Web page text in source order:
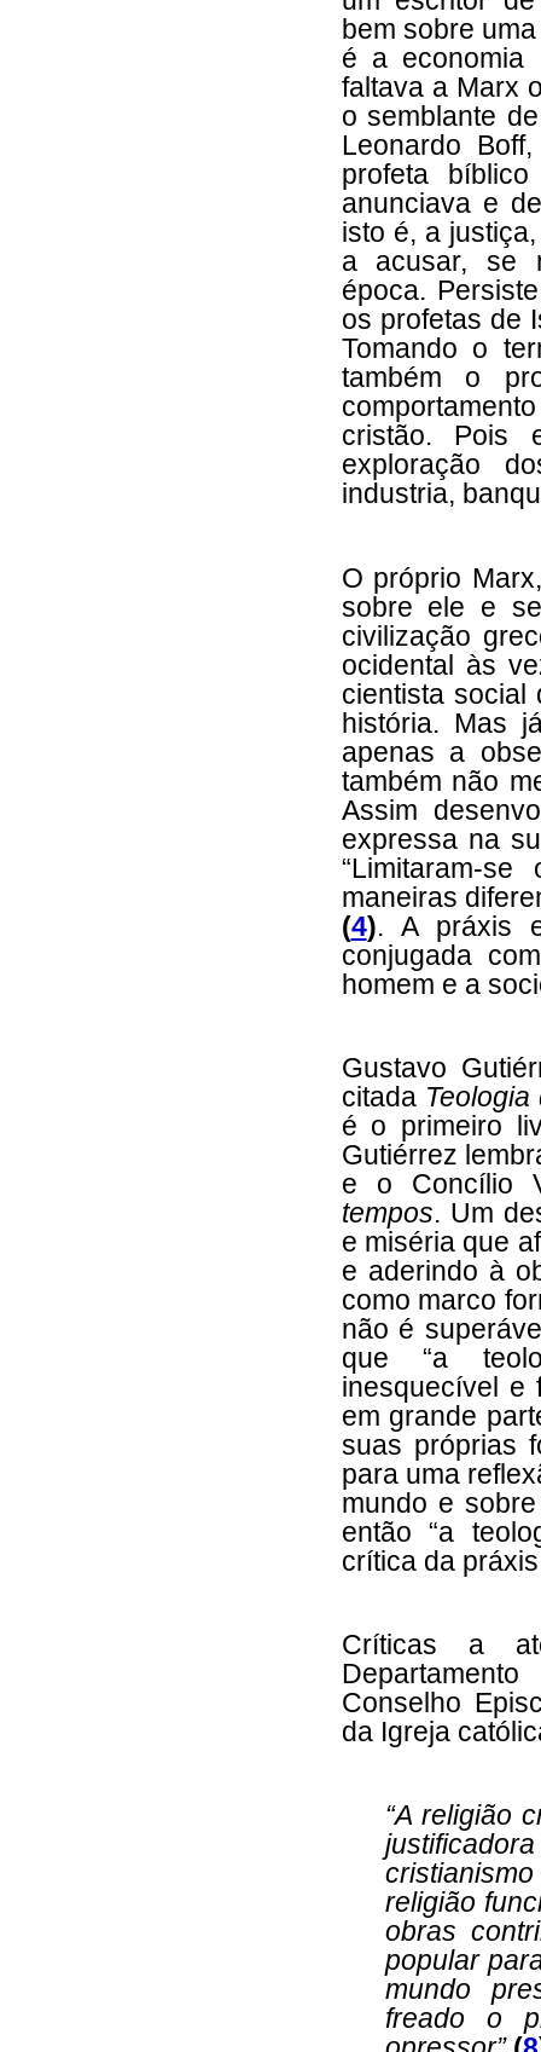
bem sobre
é a economia
faltava a Marx
o semblante
Leonardo
profeta
anunciava e
isto é, a
a acusar, se
época.
os profetas de
Tomando o
também o
cristão. Pois
exploração
industria,
O próprio
sobre ele e
civilização
ocidental às
cientista social
história. Mas
apenas a
também não
Assim
expressa na
“Limitaram-
maneiras
(4). A práxis
conjugada
homem e a
Gustavo
citada
é o primeiro
Gutiérrez
e o Concílio
tempos. Um
e miséria que
e aderindo à
como marco
não é
que “a
inesquecível e
em grande
suas próprias
para uma
mundo e
então “a
crítica da
Críticas a
Conselho
da Igreja
“A religião
religião
obras
popular
mundo
freado o